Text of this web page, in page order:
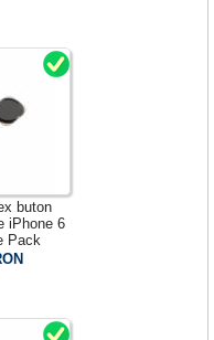
buton
iPhone 6
Pack